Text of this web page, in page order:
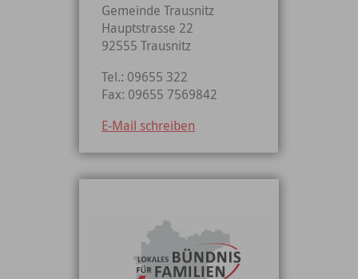
Gemeinde Trausnitz
Hauptstrasse 22
92555 Trausnitz
Tel.: 09655 322
Fax: 09655 7569842
E-Mail schreiben